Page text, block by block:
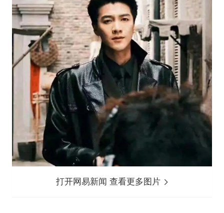
打开网易新闻 查看更多图片